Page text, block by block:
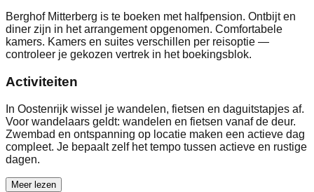
Berghof Mitterberg is te boeken met halfpension. Ontbijt en
diner zijn in het arrangement opgenomen. Comfortabele
kamers. Kamers en suites verschillen per reisoptie —
controleer je gekozen vertrek in het boekingsblok.
Activiteiten
In Oostenrijk wissel je wandelen, fietsen en daguitstapjes af.
Voor wandelaars geldt: wandelen en fietsen vanaf de deur.
Zwembad en ontspanning op locatie maken een actieve dag
compleet. Je bepaalt zelf het tempo tussen actieve en rustige
dagen.
Meer lezen